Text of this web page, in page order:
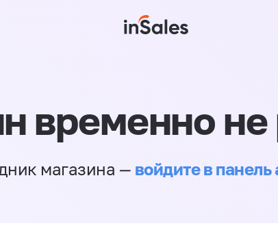
временно не
магазина — войдите в